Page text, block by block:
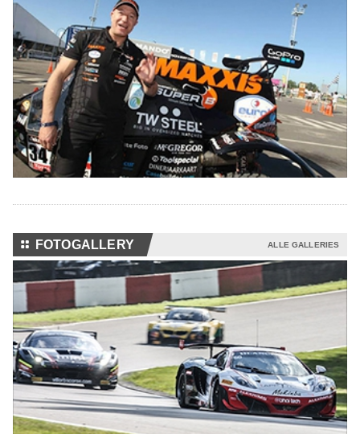
⚏ FOTOGALLERY ALLE GALLERIES